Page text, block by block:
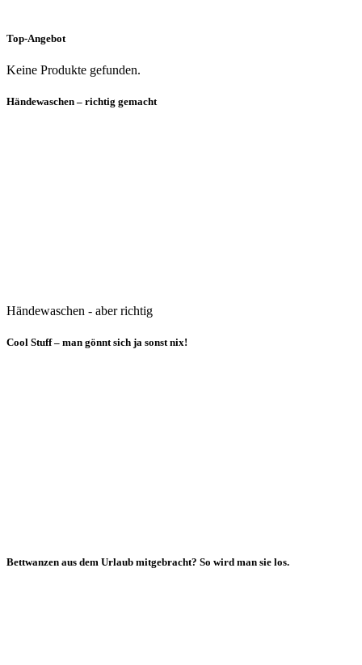
Top-Angebot
Keine Produkte gefunden.
Händewaschen – richtig gemacht
Händewaschen - aber richtig
Cool Stuff – man gönnt sich ja sonst nix!
Bettwanzen aus dem Urlaub mitgebracht? So wird man sie los.